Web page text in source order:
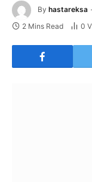
By hastareksa
2 Mins Read 0